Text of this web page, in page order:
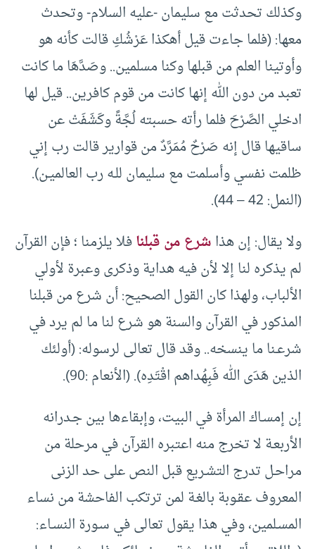
وكذلك تحدثت مع سليمان -عليه السلام- وتحدث
معها: (فلما جاءت قيل أهكذا عَرْشُكِ قالت كأنه هو
وأوتينا العلم من قبلها وكنا مسلمين.. وصَدَّهَا ما كانت
تعبد من دون الله إنها كانت من قوم كافرين.. قيل لها
ادخلي الصَّرْحَ فلما رأته حسبته لُجَّةً وكَشَفَتْ عن
ساقيها قال إنه صَرْحٌ مُمَرَّدٌ من قوارير قالت رب إني
ظلمت نفسي وأسلمت مع سليمان للـه رب العالميـن).
(النمل: 42 – 44).
ولا يقال: إن هذاشرع من قبلنافلا يلزمنا ؛ فإن القرآن
لم يذكره لنا إلا لأن فيه هداية وذكرى وعبرة لأولي
الألباب، ولهذا كان القول الصحيح: أن شرع من قبلنا
المذكور في القرآن والسنة هو شرع لنا ما لم يرد في
شرعـنا ما ينسخه.. وقد قال تعالى لرسوله: (أولئك
الذين هَدَى الله فَبِهُداهم اقْتَدِه). (الأنعام :90).
إن إمسـاك المرأة في البيت، وإبقاءها بين جـدرانه
الأربعـة لا تخرج منه اعتبره القرآن في مرحلة من
مراحـل تدرج التشـريع قبل النص على حد الزنى
المعروف عقـوبة بالغـة لمن ترتكب الفاحشة من نساء
المسـلمين، وفي هذا يقول تعالى في سـورة النسـاء: